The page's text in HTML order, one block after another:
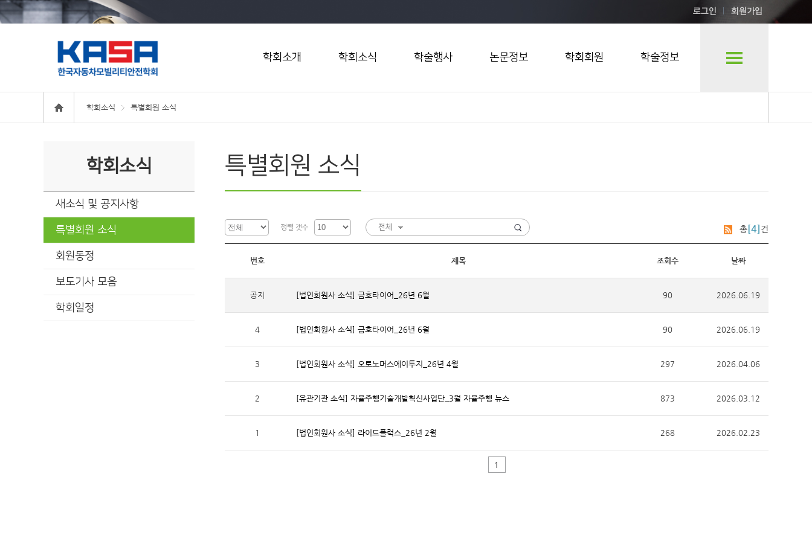
로그인 회원가입
학회소개 학회소식 학술행사 논문정보 학회회원 학술정보
학회소식 특별회원 소식
학회소식
새소식 및 공지사항
특별회원 소식
회원동정
보도기사 모음
학회일정
특별회원 소식
총[4]건
정렬 갯수 전체
번호 제목 조회수 날짜
공지 [법인회원사 소식] 금호타이어_26년 6월 90 2026.06.19
4 [법인회원사 소식] 금호타이어_26년 6월 90 2026.06.19
3 [법인회원사 소식] 오토노머스에이투지_26년 4월 297 2026.04.06
2 [유관기관 소식] 자율주행기술개발혁신사업단_3월 자율주행 뉴스 873 2026.03.12
1 [법인회원사 소식] 라이드플럭스_26년 2월 268 2026.02.23
1